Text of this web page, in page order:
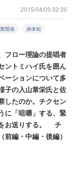
2015/04/09 02:30
開発 身体知
フロー理論の提唱者
ントミハイ氏を囲ん
ーションについて多
子の入山章栄氏と佐
したのか。チクセン
に「咀嚼」する、緊
お送りする。 チ
編・中編・後編）